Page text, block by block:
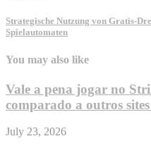
Strategische Nutzung von Gratis-
Spielautomaten
You may also like
Vale a pena jogar no
comparado a outros
July 23, 2026